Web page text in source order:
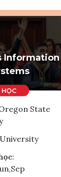
Ghi danh
Tham vấn Interlink
Information
State
University
: